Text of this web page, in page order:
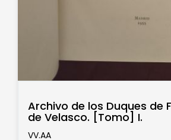
Archivo de los Duques de
de Velasco. [Tomo] I.
VV.AA